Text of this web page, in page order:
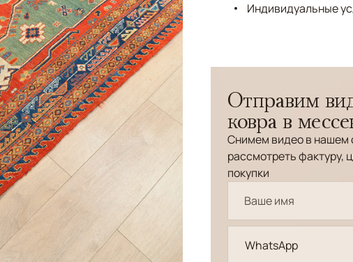
Индивидуальные
Отправим
ковра в
Снимем видео в нашем
рассмотреть фактуру,
покупки
WhatsApp